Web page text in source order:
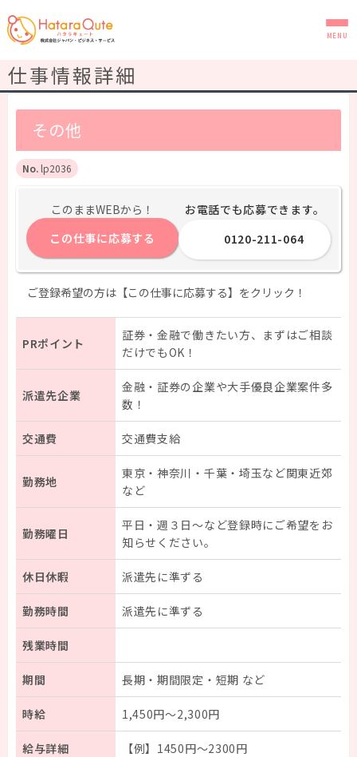
はじめての方へ
お仕事検索
研修・福利厚生
HataraQuteについて
スタッフガイド
登録
MENU
仕事情報詳細
その他
lp2036
このままWEBから！
この仕事に応募する
お電話でも応募できます。
0120-211-064
ご登録希望の方は【この仕事に応募する】をクリック！
PRポイント
証券・金融で働きたい方、まずはご相談
だけでもOK！
派遣先企業
金融・証券の企業や大手優良企業案件多
数！
交通費 交通費支給
勤務地
東京・神奈川・千葉・埼玉など関東近郊
など
勤務曜日
平日・週３日～など登録時にご希望をお
知らせください。
休日休暇 派遣先に準ずる
勤務時間 派遣先に準ずる
残業時間
期間 長期・期間限定・短期 など
時給 1,450円～2,300円
給与詳細 【例】1450円～2300円